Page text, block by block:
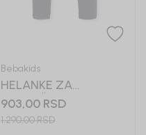
Bebakids
HELANKE ZA
DEVOJČICE BRIA
903,00 RSD
1.290,00RSD